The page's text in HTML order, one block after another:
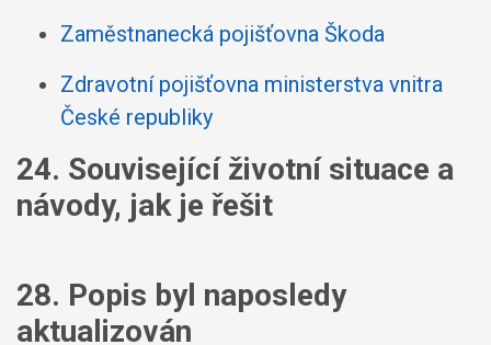
Zaměstnanecká pojišťovna Škoda
Zdravotní pojišťovna ministerstva vnitra
České republiky
24. Související životní situace a
návody, jak je řešit
28. Popis byl naposledy
aktualizován